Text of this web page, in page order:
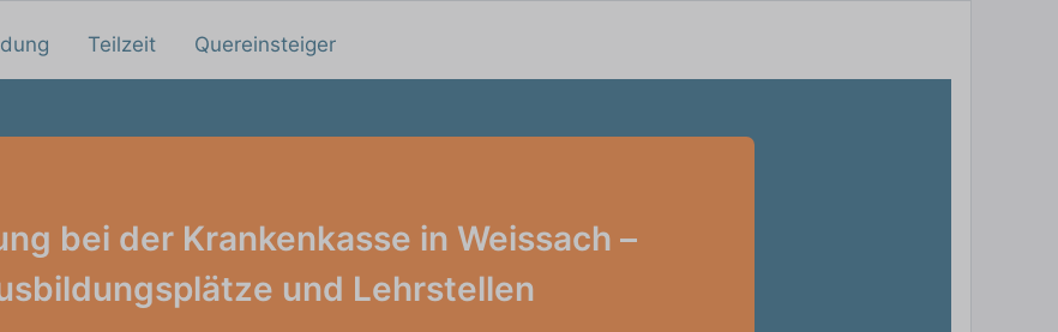
Teilzeit Quereinsteiger
bei der Krankenkasse in Weissach –
und Lehrstellen